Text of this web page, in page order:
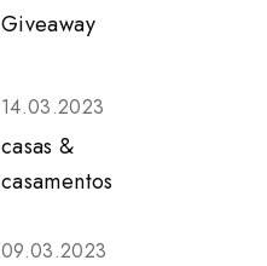
Giveaway
14.03.2023
casas &
casamentos
09.03.2023